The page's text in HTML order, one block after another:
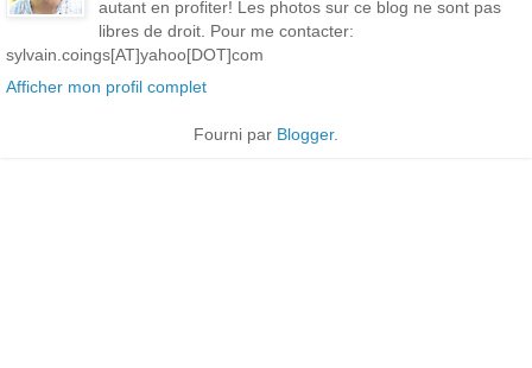
autant en profiter! Les photos sur ce blog ne sont pas
libres de droit. Pour me contacter:
sylvain.coings[AT]yahoo[DOT]com
Afficher mon profil complet
Fourni par Blogger.